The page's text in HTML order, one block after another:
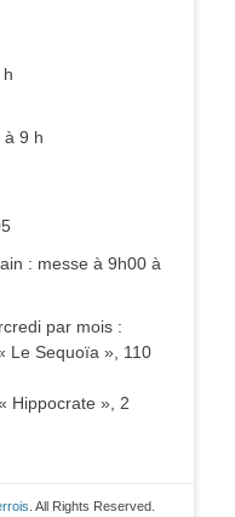
à 9 h
: messe à 9h00 à
par mois :
Le Sequoïa », 110
Hippocrate », 2
. All Rights Reserved.